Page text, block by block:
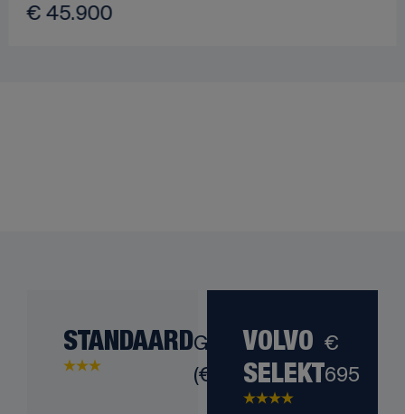
€ 45.900
STANDAARDGratis
(€ 0)
VOLVO
SELEKT
€
695